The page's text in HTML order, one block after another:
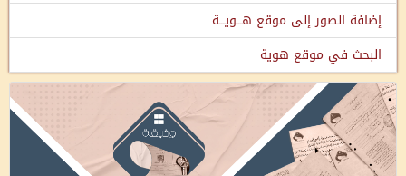
إضافة الصور إلى موقع هـــويـــة
البحث في موقع هوية